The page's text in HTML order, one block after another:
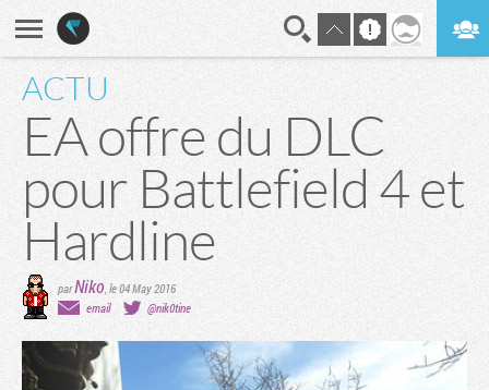
ACTU
EA offre du DLC
pour Battlefield 4 et
Hardline
parNiko,le 04 May 2016
email
@nik0tine